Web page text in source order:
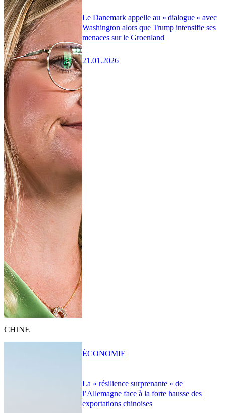
Le Danemark appelle au « dialogue » avec
Washington alors que Trump intensifie ses
menaces sur le Groenland
21.01.2026
CHINE
La « résilience surprenante » de
l’Allemagne face à la forte hausse des
exportations chinoises
ÉCONOMIE